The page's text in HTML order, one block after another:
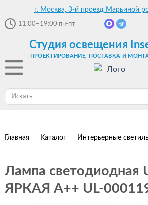
г. Москва, 3-й проезд Марьиной
11:00–19:00 пн-пт
Студия освещения
ПРОЕКТИРОВАНИЕ, ПОСТАВКА И
Главная Каталог Интерьерные
Лампа светодиодная
ЯРКАЯ A++ UL-